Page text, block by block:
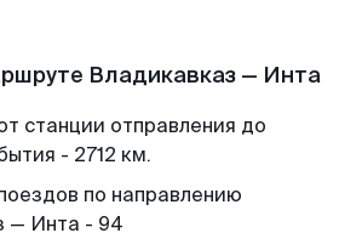
Владикавказ — Инта
станции отправления до
- 2712 км.
по направлению
— Инта - 94